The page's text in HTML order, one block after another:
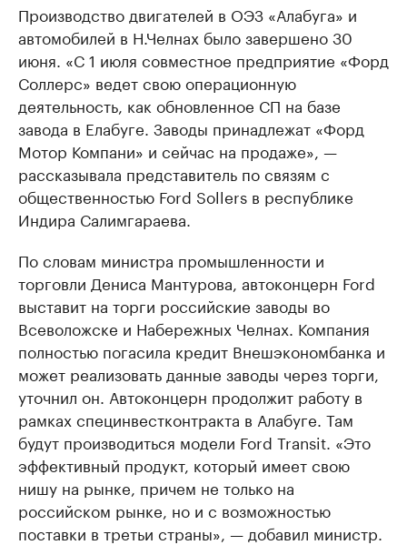
Производство двигателей в ОЭЗ «Алабуга» и
автомобилей в Н.Челнах было завершено 30
июня. «С 1 июля совместное предприятие «Форд
Соллерс» ведет свою операционную
деятельность, как обновленное СП на базе
завода в Елабуге. Заводы принадлежат «Форд
Мотор Компани» и сейчас на продаже», —
рассказывала представитель по связям с
общественностью Ford Sollers в республике
Индира Салимгараева.
По словам министра промышленности и
торговли Дениса Мантурова, автоконцерн Ford
выставит на торги российские заводы во
Всеволожске и Набережных Челнах. Компания
полностью погасила кредит Внешэкономбанка и
может реализовать данные заводы через торги,
уточнил он. Автоконцерн продолжит работу в
рамках специнвестконтракта в Алабуге. Там
будут производиться модели Ford Transit. «Это
эффективный продукт, который имеет свою
нишу на рынке, причем не только на
российском рынке, но и с возможностью
поставки в третьи страны», — добавил министр.